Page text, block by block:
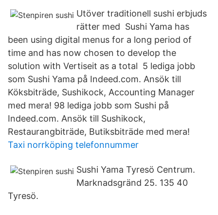
Utöver traditionell sushi erbjuds
rätter med Sushi Yama has
been using digital menus for a long period of
time and has now chosen to develop the
solution with Vertiseit as a total 5 lediga jobb
som Sushi Yama på Indeed.com. Ansök till
Köksbiträde, Sushikock, Accounting Manager
med mera! 98 lediga jobb som Sushi på
Indeed.com. Ansök till Sushikock,
Restaurangbiträde, Butiksbiträde med mera!
Taxi norrköping telefonnummer
Sushi Yama Tyresö Centrum.
Marknadsgränd 25. 135 40
Tyresö.